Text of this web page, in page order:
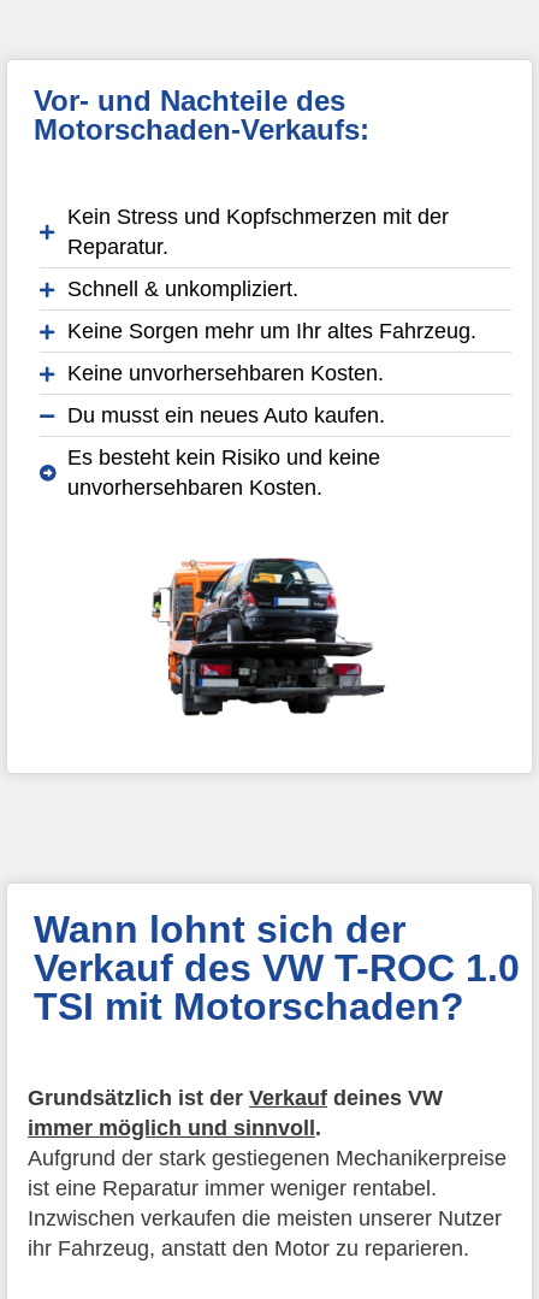
Vor- und Nachteile des
Motorschaden-Verkaufs:
Kein Stress und Kopfschmerzen mit der
Reparatur.
Schnell & unkompliziert.
Keine Sorgen mehr um Ihr altes Fahrzeug.
Keine unvorhersehbaren Kosten.
Du musst ein neues Auto kaufen.
Es besteht kein Risiko und keine
unvorhersehbaren Kosten.
Wann lohnt sich der
Verkauf des VW T-ROC 1.0
TSI mit Motorschaden?
Grundsätzlich ist der Verkauf deines VW
immer möglich und sinnvoll .
Aufgrund der stark gestiegenen Mechanikerpreise
ist eine Reparatur immer weniger rentabel.
Inzwischen verkaufen die meisten unserer Nutzer
ihr Fahrzeug, anstatt den Motor zu reparieren.